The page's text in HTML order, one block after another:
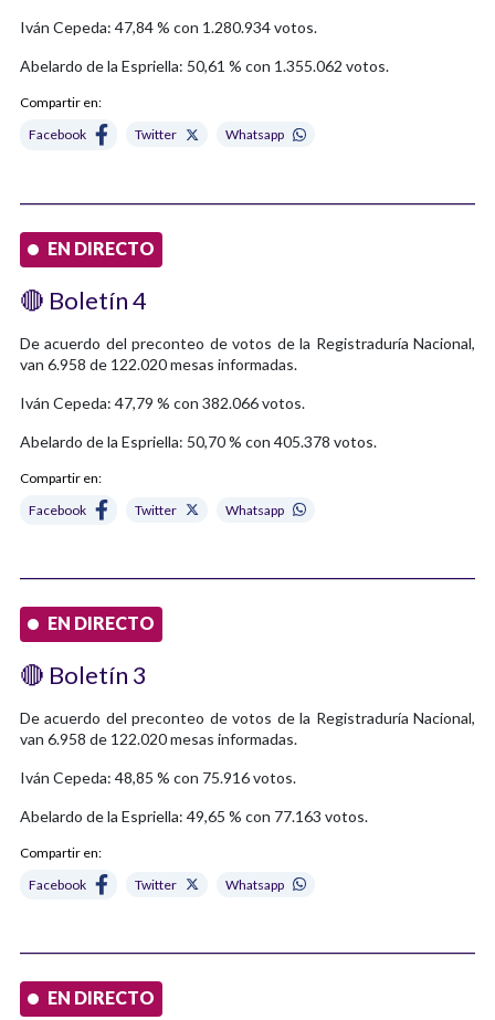
Iván Cepeda: 47,84 % con 1.280.934 votos.
Abelardo de la Espriella: 50,61 % con 1.355.062 votos.
Compartir en:
Facebook
Twitter Whatsapp
EN DIRECTO
🔴 Boletín 4
De acuerdo del preconteo de votos de la Registraduría Nacional,
van 6.958 de 122.020 mesas informadas.
Iván Cepeda: 47,79 % con 382.066 votos.
Abelardo de la Espriella: 50,70 % con 405.378 votos.
Compartir en:
Facebook
Twitter Whatsapp
EN DIRECTO
🔴 Boletín 3
De acuerdo del preconteo de votos de la Registraduría Nacional,
van 6.958 de 122.020 mesas informadas.
Iván Cepeda: 48,85 % con 75.916 votos.
Abelardo de la Espriella: 49,65 % con 77.163 votos.
Compartir en:
Facebook
Twitter Whatsapp
EN DIRECTO